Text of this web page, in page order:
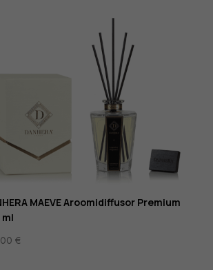
MAEVE Aroomidiffusor Premium
ml
€